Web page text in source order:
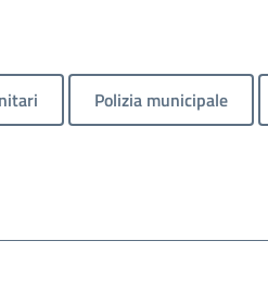
Polizia municipale